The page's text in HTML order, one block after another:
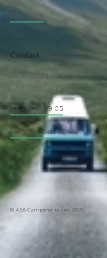
Ons werk
Contact
Edisonweg 1W
1821 BN Alkmaar
06 - 16 75 09 05
info@asasolutions.nl
© ASA Campersolutions 2026